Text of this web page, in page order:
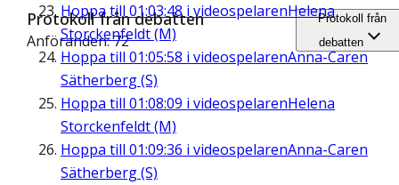
Hoppa till 01:03:48 i videospelarenHelena
Storckenfeldt (M)
Hoppa till 01:05:58 i videospelarenAnna-Caren
Sätherberg (S)
Hoppa till 01:08:09 i videospelarenHelena
Storckenfeldt (M)
Hoppa till 01:09:36 i videospelarenAnna-Caren
Sätherberg (S)
Protokoll från debatten
Anföranden: 72
Protokoll från
debatten